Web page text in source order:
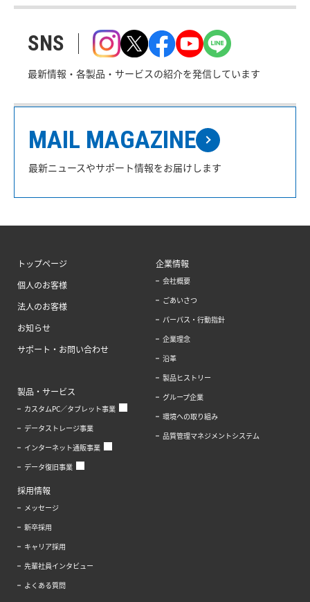
SNS
最新情報・各製品・サービスの紹介を発信しています
MAIL MAGAZINE
最新ニュースやサポート情報をお届けします
トップページ
個人のお客様
法人のお客様
お知らせ
サポート・お問い合わせ
製品・サービス
カスタムPC／タブレット事業
データストレージ事業
インターネット通販事業
データ復旧事業
企業情報
会社概要
ごあいさつ
パーパス・行動指針
企業理念
沿革
製品ヒストリー
グループ企業
環境への取り組み
品質管理マネジメントシステム
採用情報
メッセージ
新卒採用
キャリア採用
先輩社員インタビュー
よくある質問